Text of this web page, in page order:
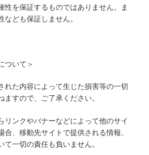
性を保証するものではありません。ま
なども保証しません。
ついて＞
れた内容によって生じた損害等の一切
ますので、ご了承ください。
リンクやバナーなどによって他のサイ
合、移動先サイトで提供される情報、
て一切の責任も負いません。